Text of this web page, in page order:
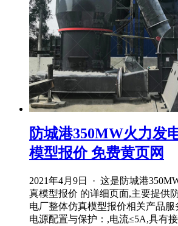
防城港350MW火力发
模型报价 免费黄页网
2021年4月9日 · 这是防城港
真模型报价 的详细页面,主要提供
电厂整体仿真模型报价相关产品服
电源配置与保护：,电流≤5A,具有